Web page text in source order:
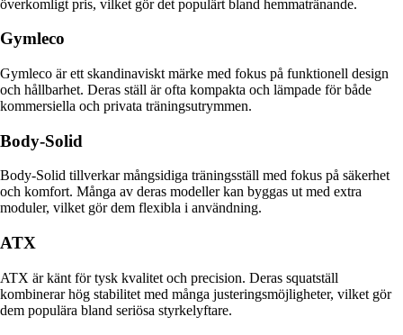
överkomligt pris, vilket gör det populärt bland hemmatränande.
Gymleco
Gymleco är ett skandinaviskt märke med fokus på funktionell design
och hållbarhet. Deras ställ är ofta kompakta och lämpade för både
kommersiella och privata träningsutrymmen.
Body-Solid
Body-Solid tillverkar mångsidiga träningsställ med fokus på säkerhet
och komfort. Många av deras modeller kan byggas ut med extra
moduler, vilket gör dem flexibla i användning.
ATX
ATX är känt för tysk kvalitet och precision. Deras squatställ
kombinerar hög stabilitet med många justeringsmöjligheter, vilket gör
dem populära bland seriösa styrkelyftare.